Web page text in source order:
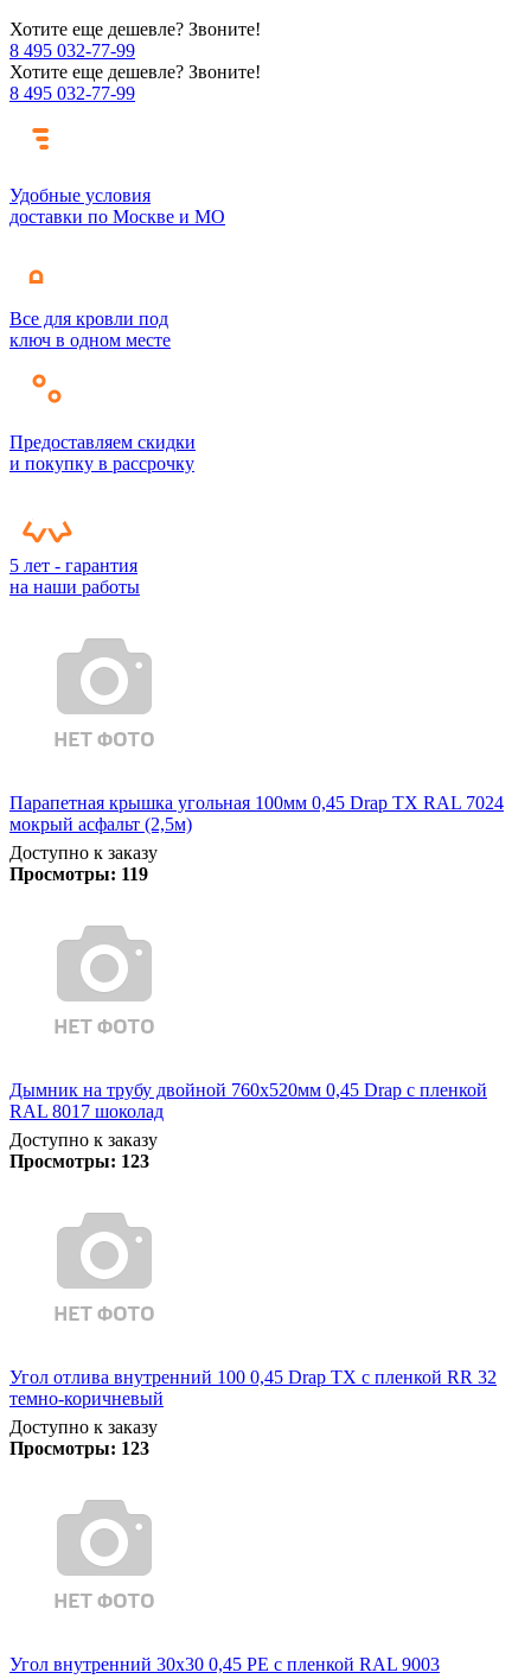
Хотите еще дешевле? Звоните!
8 495 032-77-99
Хотите еще дешевле? Звоните!
8 495 032-77-99
Удобные условия
доставки по Москве и МО
Все для кровли под
ключ в одном месте
Предоставляем скидки
и покупку в рассрочку
5 лет - гарантия
на наши работы
Парапетная крышка угольная 100мм 0,45 Drap TX RAL 7024
мокрый асфальт (2,5м)
Доступно к заказу
Просмотры: 119
Дымник на трубу двойной 760х520мм 0,45 Drap с пленкой
RAL 8017 шоколад
Доступно к заказу
Просмотры: 123
Угол отлива внутренний 100 0,45 Drap TX с пленкой RR 32
темно-коричневый
Доступно к заказу
Просмотры: 123
Угол внутренний 30х30 0,45 PE с пленкой RAL 9003